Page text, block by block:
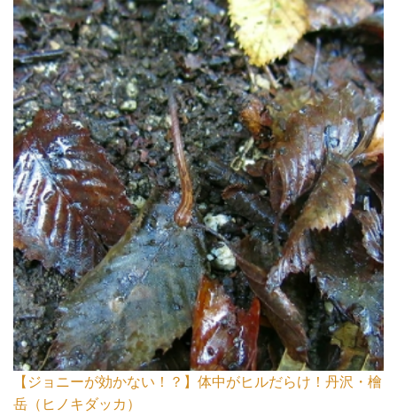
【ジョニーが効かない！？】体中がヒルだらけ！丹沢・檜
岳（ヒノキダッカ）